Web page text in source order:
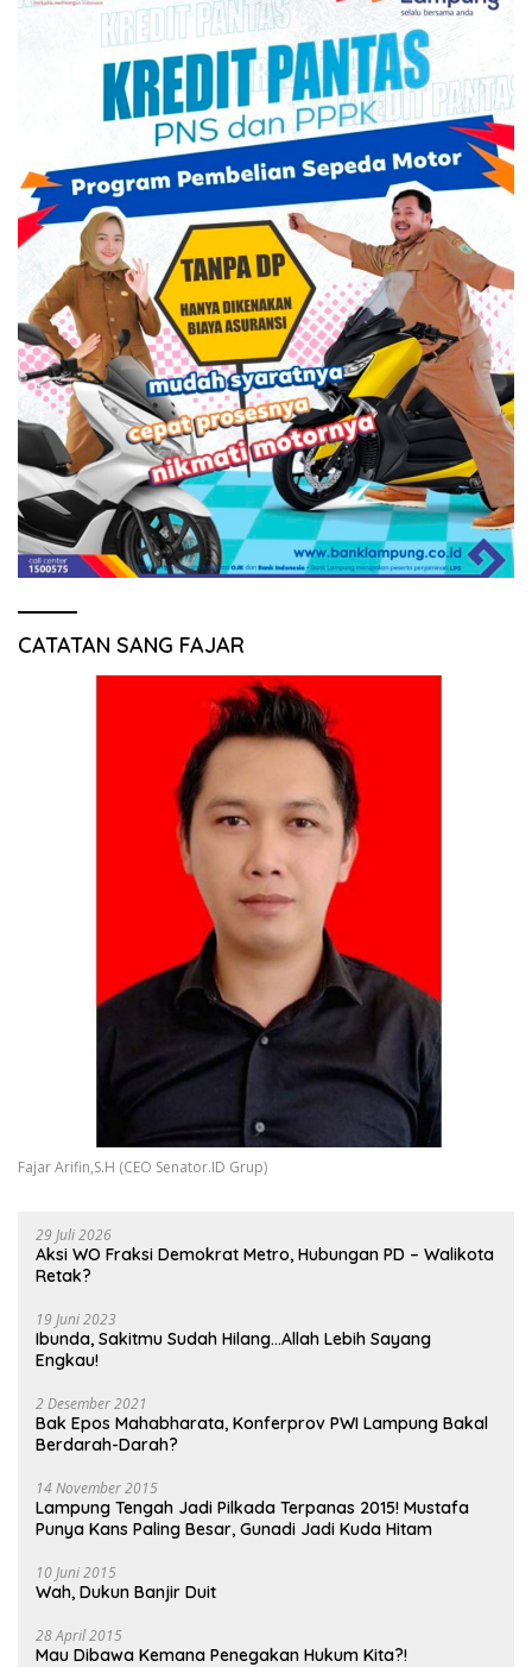
CATATAN SANG FAJAR
Fajar Arifin,S.H (CEO Senator.ID Grup)
29 Juli 2026
Aksi WO Fraksi Demokrat Metro, Hubungan PD – Walikota
Retak?
19 Juni 2023
Ibunda, Sakitmu Sudah Hilang…Allah Lebih Sayang
Engkau!
2 Desember 2021
Bak Epos Mahabharata, Konferprov PWI Lampung Bakal
Berdarah-Darah?
14 November 2015
Lampung Tengah Jadi Pilkada Terpanas 2015! Mustafa
Punya Kans Paling Besar, Gunadi Jadi Kuda Hitam
10 Juni 2015
Wah, Dukun Banjir Duit
28 April 2015
Mau Dibawa Kemana Penegakan Hukum Kita?!